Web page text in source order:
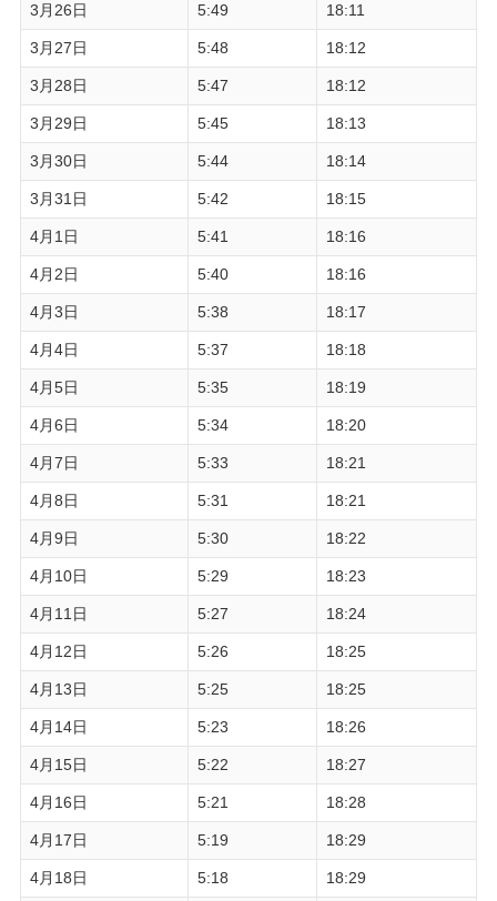
3月26日 5:49 18:11
3月27日 5:48 18:12
3月28日 5:47 18:12
3月29日 5:45 18:13
3月30日 5:44 18:14
3月31日 5:42 18:15
4月1日 5:41 18:16
4月2日 5:40 18:16
4月3日 5:38 18:17
4月4日 5:37 18:18
4月5日 5:35 18:19
4月6日 5:34 18:20
4月7日 5:33 18:21
4月8日 5:31 18:21
4月9日 5:30 18:22
4月10日 5:29 18:23
4月11日 5:27 18:24
4月12日 5:26 18:25
4月13日 5:25 18:25
4月14日 5:23 18:26
4月15日 5:22 18:27
4月16日 5:21 18:28
4月17日 5:19 18:29
4月18日 5:18 18:29